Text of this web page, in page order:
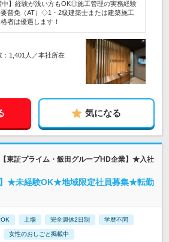
中】経験が浅い方もOK◎施工管理の実務経験
普免（AT）◇1・2級建築士または建築施工
者は優遇します！
1,401人／本社所在
気になる
東証プライム・飯田グループHD企業】★入社
】★未経験OK★地域限定社員募集★転勤
上場 完全週休2日制 学歴不問
女性のおしごと掲載中